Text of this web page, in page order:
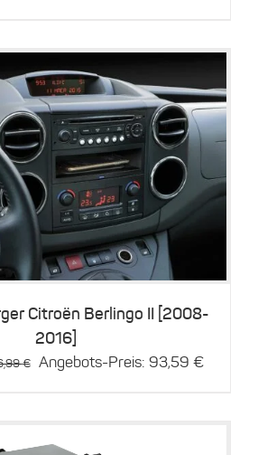
Details
Citroën Berlingo II [2008-
2016]
€
Ursprünglicher
Angebots-Preis: 93,59 €